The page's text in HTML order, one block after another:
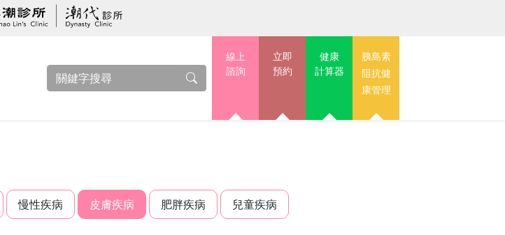
線上
諮詢
立即
預約
健康
計算器
胰島素
阻抗健
康管理
慢性疾病 皮膚疾病 肥胖疾病 兒童疾病